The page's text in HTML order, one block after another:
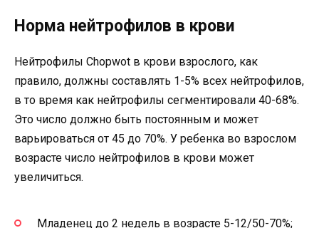
Норма нейтрофилов в крови
Нейтрофилы Chopwot в крови взрослого, как
правило, должны составлять 1-5% всех нейтрофилов,
в то время как нейтрофилы сегментировали 40-68%.
Это число должно быть постоянным и может
варьироваться от 45 до 70%. У ребенка во взрослом
возрасте число нейтрофилов в крови может
увеличиться.
Младенец до 2 недель в возрасте 5-12/50-70%;